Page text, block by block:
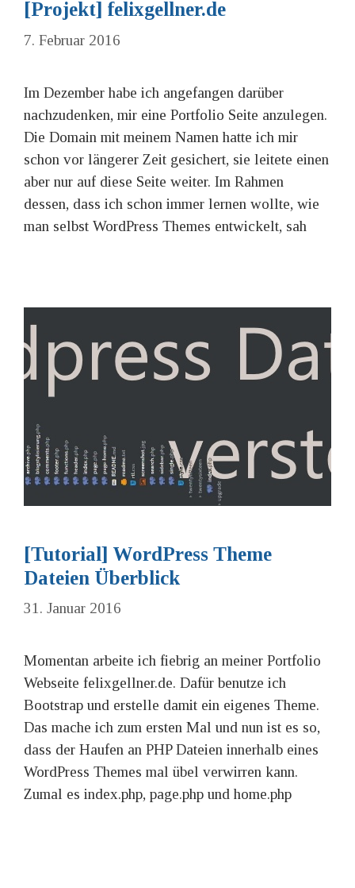
[Projekt] felixgellner.de
7. Februar 2016
Im Dezember habe ich angefangen darüber
nachzudenken, mir eine Portfolio Seite anzulegen.
Die Domain mit meinem Namen hatte ich mir
schon vor längerer Zeit gesichert, sie leitete einen
aber nur auf diese Seite weiter. Im Rahmen
dessen, dass ich schon immer lernen wollte, wie
man selbst WordPress Themes entwickelt, sah
[Tutorial] WordPress Theme
Dateien Überblick
31. Januar 2016
Momentan arbeite ich fiebrig an meiner Portfolio
Webseite felixgellner.de. Dafür benutze ich
Bootstrap und erstelle damit ein eigenes Theme.
Das mache ich zum ersten Mal und nun ist es so,
dass der Haufen an PHP Dateien innerhalb eines
WordPress Themes mal übel verwirren kann.
Zumal es index.php, page.php und home.php